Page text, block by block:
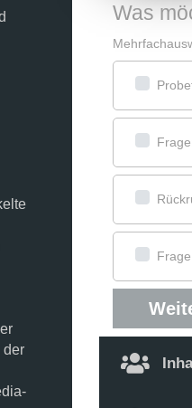
der
Was